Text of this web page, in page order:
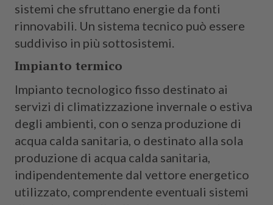
sistemi che sfruttano energie da fonti
rinnovabili. Un sistema tecnico può essere
suddiviso in più sottosistemi.
Impianto termico
Impianto tecnologico fisso destinato ai
servizi di climatizzazione invernale o estiva
degli ambienti, con o senza produzione di
acqua calda sanitaria, o destinato alla sola
produzione di acqua calda sanitaria,
indipendentemente dal vettore energetico
utilizzato, comprendente eventuali sistemi